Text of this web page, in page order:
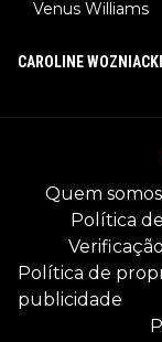
Venus Williams
CAROLINE WOZNIACKI
Quem somos
Política
Política de
publicidade